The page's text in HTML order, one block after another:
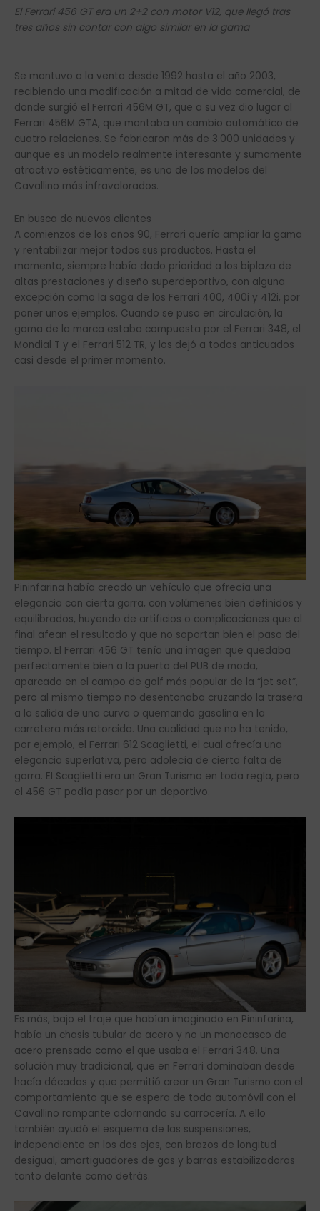
El Ferrari 456 GT era un 2+2 con motor V12, que llegó tras
tres años sin contar con algo similar en la gama
Se mantuvo a la venta desde 1992 hasta el año 2003,
recibiendo una modificación a mitad de vida comercial, de
donde surgió el Ferrari 456M GT, que a su vez dio lugar al
Ferrari 456M GTA, que montaba un cambio automático de
cuatro relaciones. Se fabricaron más de 3.000 unidades y
aunque es un modelo realmente interesante y sumamente
atractivo estéticamente, es uno de los modelos del
Cavallino más infravalorados.
En busca de nuevos clientes
A comienzos de los años 90, Ferrari quería ampliar la gama
y rentabilizar mejor todos sus productos. Hasta el
momento, siempre había dado prioridad a los biplaza de
altas prestaciones y diseño superdeportivo, con alguna
excepción como la saga de los Ferrari 400, 400i y 412i, por
poner unos ejemplos. Cuando se puso en circulación, la
gama de la marca estaba compuesta por el Ferrari 348, el
Mondial T y el Ferrari 512 TR, y los dejó a todos anticuados
casi desde el primer momento.
Pininfarina había creado un vehículo que ofrecía una
elegancia con cierta garra, con volúmenes bien definidos y
equilibrados, huyendo de artificios o complicaciones que al
final afean el resultado y que no soportan bien el paso del
tiempo. El Ferrari 456 GT tenía una imagen que quedaba
perfectamente bien a la puerta del PUB de moda,
aparcado en el campo de golf más popular de la “jet set”,
pero al mismo tiempo no desentonaba cruzando la trasera
a la salida de una curva o quemando gasolina en la
carretera más retorcida. Una cualidad que no ha tenido,
por ejemplo, el Ferrari 612 Scaglietti, el cual ofrecía una
elegancia superlativa, pero adolecía de cierta falta de
garra. El Scaglietti era un Gran Turismo en toda regla, pero
el 456 GT podía pasar por un deportivo.
Es más, bajo el traje que habían imaginado en Pininfarina,
había un chasis tubular de acero y no un monocasco de
acero prensado como el que usaba el Ferrari 348. Una
solución muy tradicional, que en Ferrari dominaban desde
hacía décadas y que permitió crear un Gran Turismo con el
comportamiento que se espera de todo automóvil con el
Cavallino rampante adornando su carrocería. A ello
también ayudó el esquema de las suspensiones,
independiente en los dos ejes, con brazos de longitud
desigual, amortiguadores de gas y barras estabilizadoras
tanto delante como detrás.